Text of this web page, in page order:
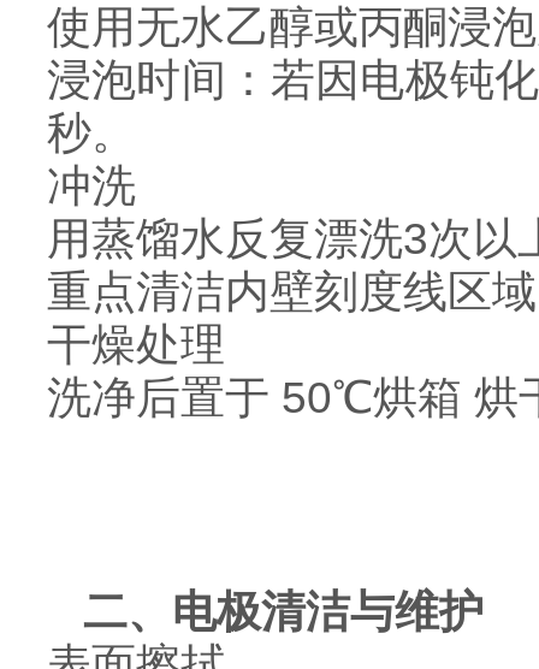
使用无水乙醇或丙酮浸
浸泡时间：若因电极钝
秒。
冲洗
用蒸馏水反复漂洗3次
重点清洁内壁刻度线区
干燥处理
洗净后置于 50℃烘箱 烘
二、电极清洁与维护